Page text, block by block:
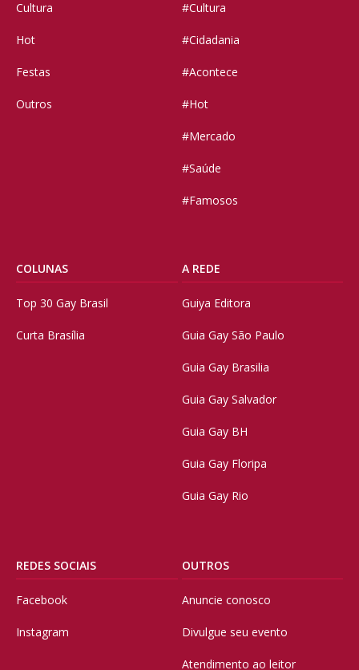
Cultura
Hot
Festas
Outros
#Cultura
#Cidadania
#Acontece
#Hot
#Mercado
#Saúde
#Famosos
COLUNAS
Top 30 Gay Brasil
Curta Brasília
A REDE
Guiya Editora
Guia Gay São Paulo
Guia Gay Brasilia
Guia Gay Salvador
Guia Gay BH
Guia Gay Floripa
Guia Gay Rio
REDES SOCIAIS
Facebook
Instagram
OUTROS
Anuncie conosco
Divulgue seu evento
Atendimento ao leitor